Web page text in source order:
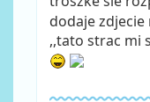
dodaje
,,tato strac mi